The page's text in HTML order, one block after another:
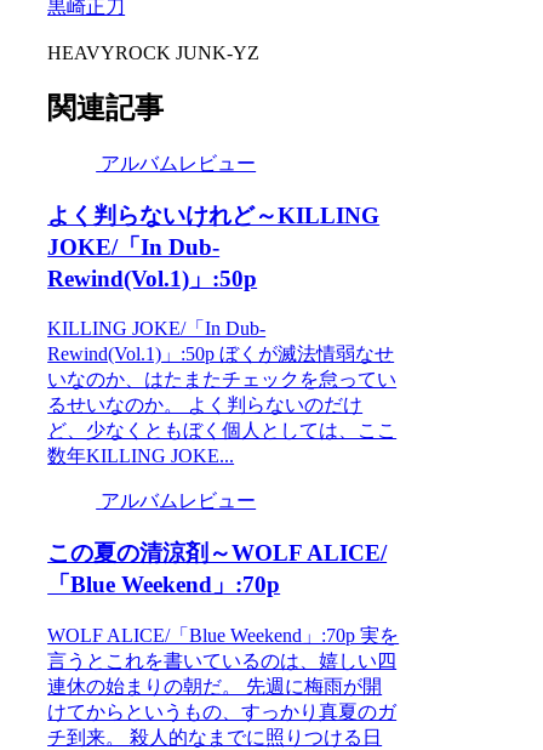
黒崎正刀
HEAVYROCK JUNK-YZ
関連記事
アルバムレビュー
よく判らないけれど～KILLING
JOKE/「In Dub-
Rewind(Vol.1)」:50p
KILLING JOKE/「In Dub-
Rewind(Vol.1)」:50p ぼくが滅法情弱なせ
いなのか、はたまたチェックを怠ってい
るせいなのか。 よく判らないのだけ
ど、少なくともぼく個人としては、ここ
数年KILLING JOKE...
アルバムレビュー
この夏の清涼剤～WOLF ALICE/
「Blue Weekend」:70p
WOLF ALICE/「Blue Weekend」:70p 実を
言うとこれを書いているのは、嬉しい四
連休の始まりの朝だ。 先週に梅雨が開
けてからというもの、すっかり真夏のガ
チ到来。 殺人的なまでに照りつける日